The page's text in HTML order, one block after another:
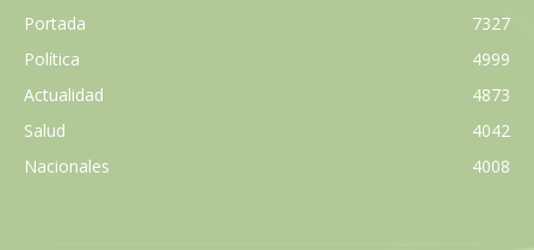
Portada
7327
Política
4999
Actualidad
4873
Salud
4042
Nacionales
4008